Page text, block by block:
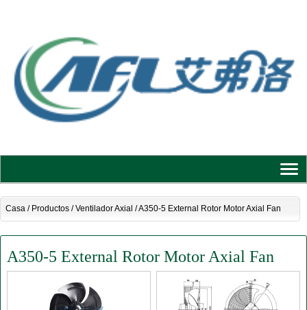
Casa/ Productos/Ventilador Axial /A350-5 External Rotor Motor Axial Fan
A350-5 External Rotor Motor Axial Fan